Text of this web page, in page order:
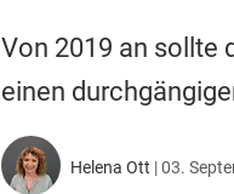
Von 2019 an sollte
einen
Helena Ott |03.